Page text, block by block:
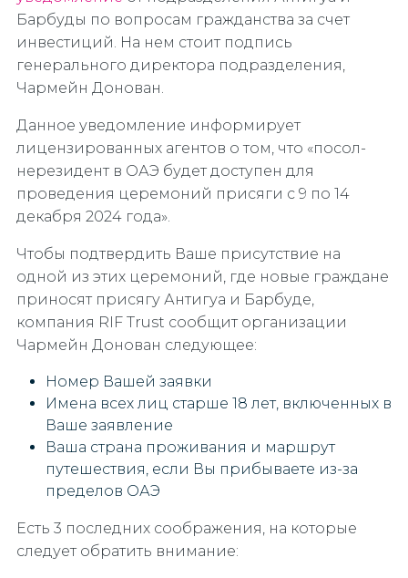
Барбуды по вопросам гражданства за счет
инвестиций. На нем стоит подпись
генерального директора подразделения,
Чармейн Донован.
Данное уведомление информирует
лицензированных агентов о том, что «посол-
нерезидент в ОАЭ будет доступен для
проведения церемоний присяги с 9 по 14
декабря 2024 года».
Чтобы подтвердить Ваше присутствие на
одной из этих церемоний, где новые граждане
приносят присягу Антигуа и Барбуде,
компания RIF Trust сообщит организации
Чармейн Донован следующее:
Номер Вашей заявки
Имена всех лиц старше 18 лет, включенных в
Ваше заявление
Ваша страна проживания и маршрут
путешествия, если Вы прибываете из-за
пределов ОАЭ
Есть 3 последних соображения, на которые
следует обратить внимание: